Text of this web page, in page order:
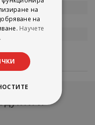
и
на
на
Научете